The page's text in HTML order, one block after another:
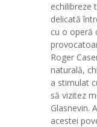
echilibreze
delicată
cu o operă
Roger
naturală,
a stimulat
să vizitez
Glasnevin.
acestei